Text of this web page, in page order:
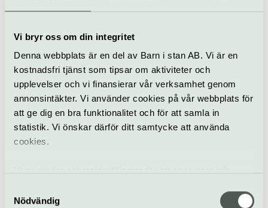
Vi bryr oss om din integritet
Denna webbplats är en del av Barn i stan AB. Vi är en
kostnadsfri tjänst som tipsar om aktiviteter och
upplevelser och vi finansierar vår verksamhet genom
annonsintäkter. Vi använder cookies på vår webbplats för
att ge dig en bra funktionalitet och för att samla in
statistik. Vi önskar därför ditt samtycke att använda
cookies.
samt tillhandahålla funktioner för sociala medier. Vi
Nödvändig
Konsert Opera
nobelpristagare
13 oktober
Konserthuset Stockholm